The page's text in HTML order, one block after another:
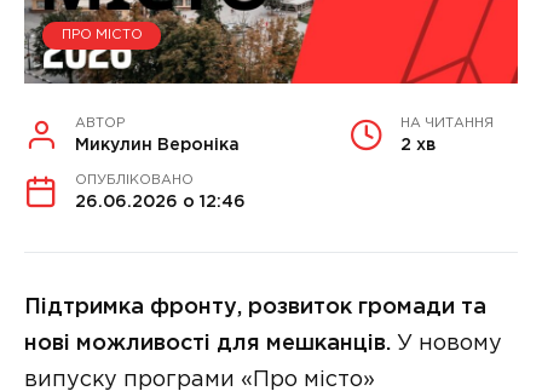
ПРО МІСТО
АВТОР
Микулин Вероніка
НА ЧИТАННЯ
2 хв
ОПУБЛІКОВАНО
26.06.2026 о 12:46
Підтримка фронту, розвиток громади та
нові можливості для мешканців. У новому
випуску програми «Про місто»